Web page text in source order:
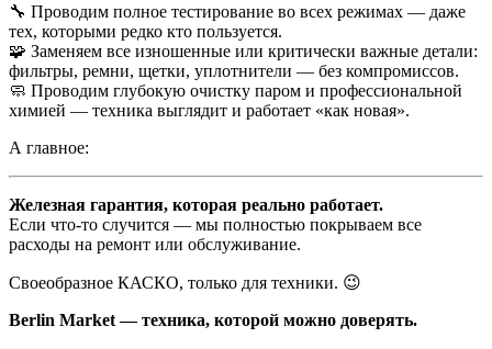
🔧 Проводим полное тестирование во всех режимах — даже
тех, которыми редко кто пользуется.
🧩 Заменяем все изношенные или критически важные детали:
фильтры, ремни, щетки, уплотнители — без компромиссов.
🧼 Проводим глубокую очистку паром и профессиональной
химией — техника выглядит и работает «как новая».
А главное:
Железная гарантия, которая реально работает.
Если что-то случится — мы полностью покрываем все
расходы на ремонт или обслуживание.
Своеобразное КАСКО, только для техники. 😉
Berlin Market — техника, которой можно доверять.